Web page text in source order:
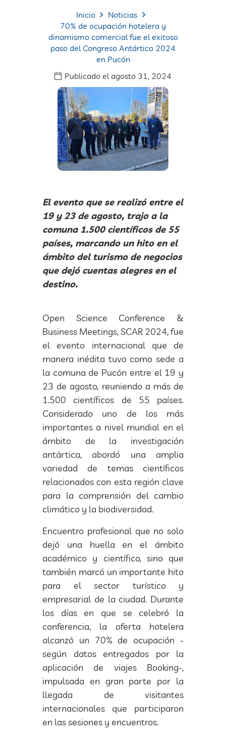
Inicio
Noticias
70% de ocupación hotelera y
dinamismo comercial fue el exitoso
paso del Congreso Antártico 2024
en Pucón
Publicado elagosto 31, 2024
El evento que se realizó entre el
19 y 23 de agosto, trajo a la
comuna 1.500 científicos de 55
países, marcando un hito en el
ámbito del turismo de negocios
que dejó cuentas alegres en el
destino.
Open Science Conference &
Business Meetings, SCAR 2024, fue
el evento internacional que de
manera inédita tuvo como sede a
la comuna de Pucón entre el 19 y
23 de agosto, reuniendo a más de
1.500 científicos de 55 países.
Considerado uno de los más
importantes a nivel mundial en el
ámbito de la investigación
antártica, abordó una amplia
variedad de temas científicos
relacionados con esta región clave
para la comprensión del cambio
climático y la biodiversidad.
Encuentro profesional que no solo
dejó una huella en el ámbito
académico y científico, sino que
también marcó un importante hito
para el sector turístico y
empresarial de la ciudad. Durante
los días en que se celebró la
conferencia, la oferta hotelera
alcanzó un 70% de ocupación -
según datos entregados por la
aplicación de viajes Booking-,
impulsada en gran parte por la
llegada de visitantes
internacionales que participaron
en las sesiones y encuentros.